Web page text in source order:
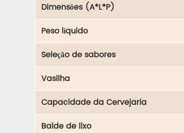
Dimensões (A*L*P)
Peso líquido
Seleção de sabores
Vasilha
Capacidade da Cervejaria
Balde de lixo